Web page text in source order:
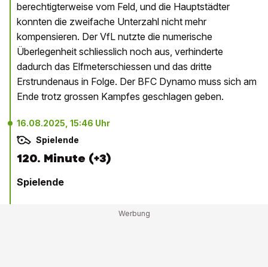
berechtigterweise vom Feld, und die Hauptstädter
konnten die zweifache Unterzahl nicht mehr
kompensieren. Der VfL nutzte die numerische
Überlegenheit schliesslich noch aus, verhinderte
dadurch das Elfmeterschiessen und das dritte
Erstrundenaus in Folge. Der BFC Dynamo muss sich am
Ende trotz grossen Kampfes geschlagen geben.
16.08.2025, 15:46 Uhr
Spielende
120. Minute (+3)
Spielende